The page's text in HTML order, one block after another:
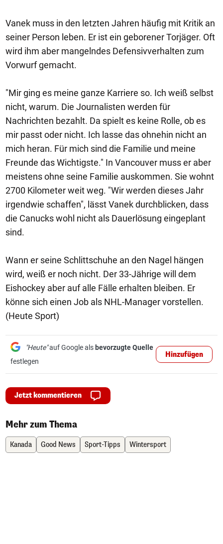
Vanek muss in den letzten Jahren häufig mit Kritik an
seiner Person leben. Er ist ein geborener Torjäger. Oft
wird ihm aber mangelndes Defensivverhalten zum
Vorwurf gemacht.
"Mir ging es meine ganze Karriere so. Ich weiß selbst
nicht, warum. Die Journalisten werden für
Nachrichten bezahlt. Da spielt es keine Rolle, ob es
mir passt oder nicht. Ich lasse das ohnehin nicht an
mich heran. Für mich sind die Familie und meine
Freunde das Wichtigste." In Vancouver muss er aber
meistens ohne seine Familie auskommen. Sie wohnt
2700 Kilometer weit weg. "Wir werden dieses Jahr
irgendwie schaffen", lässt Vanek durchblicken, dass
die Canucks wohl nicht als Dauerlösung eingeplant
sind.
Wann er seine Schlittschuhe an den Nagel hängen
wird, weiß er noch nicht. Der 33-Jährige will dem
Eishockey aber auf alle Fälle erhalten bleiben. Er
könne sich einen Job als NHL-Manager vorstellen.
(Heute Sport)
"Heute"auf Google als bevorzugte Quelle
festlegen
Hinzufügen
Jetzt kommentieren
Mehr zum Thema
Kanada Good News Sport-Tipps Wintersport